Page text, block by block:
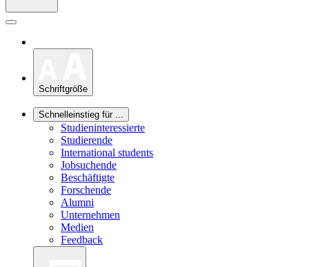
Schriftgröße
Schnelleinstieg für ...
Studieninteressierte
Studierende
International students
Jobsuchende
Beschäftigte
Forschende
Alumni
Unternehmen
Medien
Feedback